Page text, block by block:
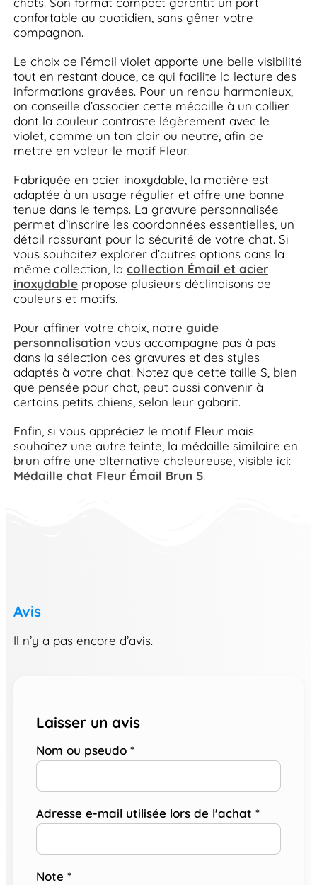
confortable au quotidien, sans gêner votre
compagnon.
Le choix de l’émail violet apporte une belle visibilité
tout en restant douce, ce qui facilite la lecture des
informations gravées. Pour un rendu harmonieux,
on conseille d’associer cette médaille à un collier
dont la couleur contraste légèrement avec le
violet, comme un ton clair ou neutre, afin de
mettre en valeur le motif Fleur.
Fabriquée en acier inoxydable, la matière est
adaptée à un usage régulier et offre une bonne
tenue dans le temps. La gravure personnalisée
permet d’inscrire les coordonnées essentielles, un
détail rassurant pour la sécurité de votre chat. Si
vous souhaitez explorer d’autres options dans la
même collection, la collection Émail et acier
inoxydablepropose plusieurs déclinaisons de
couleurs et motifs.
Pour affiner votre choix, notre guide
personnalisation vous accompagne pas à pas
dans la sélection des gravures et des styles
adaptés à votre chat. Notez que cette taille S, bien
que pensée pour chat, peut aussi convenir à
certains petits chiens, selon leur gabarit.
Enfin, si vous appréciez le motif Fleur mais
souhaitez une autre teinte, la médaille similaire en
brun offre une alternative chaleureuse, visible ici:
Médaille chat Fleur Émail Brun S.
Avis
Il n’y a pas encore d’avis.
Laisser un avis
Nom ou pseudo *
Adresse e-mail utilisée lors de l'achat *
Note *